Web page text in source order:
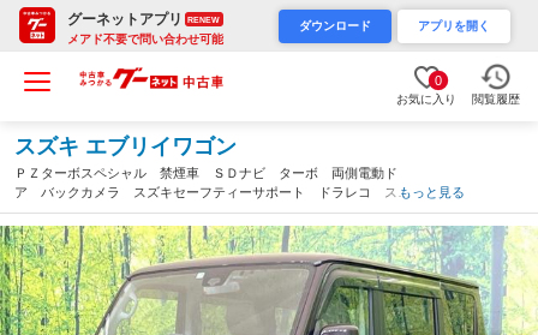
グーネットアプリ RENEW
メアド不要で問い合わせ可能
ダウンロード アプリを開く
0
お気に入り 閲覧履歴
スズキ エブリイワゴン
ＰＺターボスペシャル 禁煙車 ＳＤナビ ターボ 両側電動ド
ア バックカメラ スズキセーフティーサポート ドラレコ スマ
ートキー ＨＩＤヘッド ＥＴＣ 純正１４インチアルミ オー
トエアコン Ｂｌｕｅｔｏｏｔｈ（三重県）
もっと見る